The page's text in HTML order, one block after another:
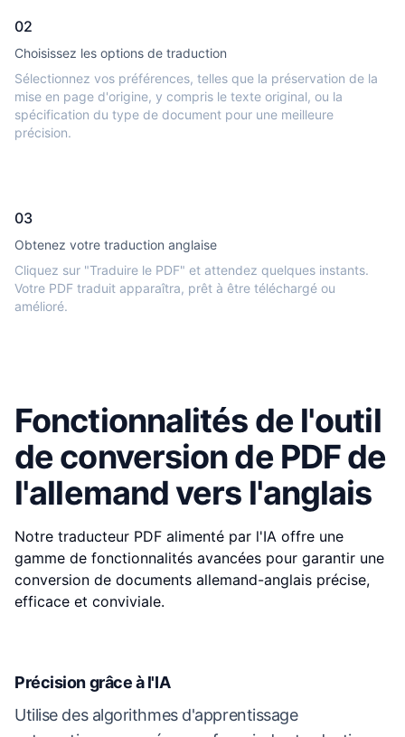
02
Choisissez les options de traduction
Sélectionnez vos préférences, telles que la préservation de la
mise en page d'origine, y compris le texte original, ou la
spécification du type de document pour une meilleure
précision.
03
Obtenez votre traduction anglaise
Cliquez sur "Traduire le PDF" et attendez quelques instants.
Votre PDF traduit apparaîtra, prêt à être téléchargé ou
amélioré.
Fonctionnalités de l'outil
de conversion de PDF de
l'allemand vers l'anglais
Notre traducteur PDF alimenté par l'IA offre une
gamme de fonctionnalités avancées pour garantir une
conversion de documents allemand-anglais précise,
efficace et conviviale.
Précision grâce à l'IA
Utilise des algorithmes d'apprentissage